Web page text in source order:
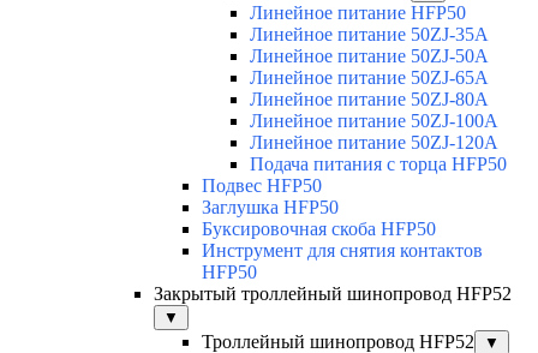
Линейное питание HFP50
Линейное питание 50ZJ-35A
Линейное питание 50ZJ-50A
Линейное питание 50ZJ-65A
Линейное питание 50ZJ-80A
Линейное питание 50ZJ-100A
Линейное питание 50ZJ-120A
Подача питания с торца HFP50
Подвес HFP50
Заглушка HFP50
Буксировочная скоба HFP50
Инструмент для снятия контактов
HFP50
Закрытый троллейный шинопровод HFP52
▼
Троллейный шинопровод HFP52 ▼